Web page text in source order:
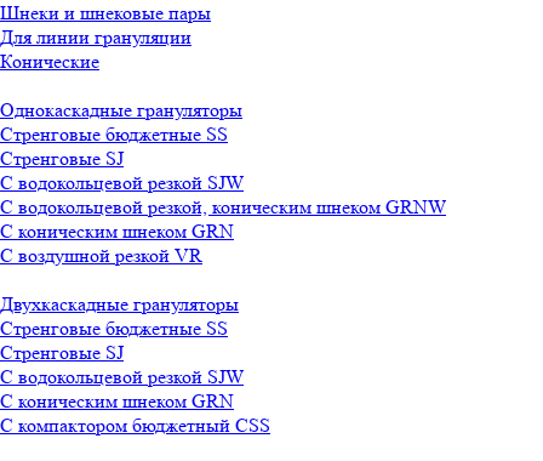
Шнеки и шнековые пары
Для линии грануляции
Конические
Однокаскадные грануляторы
Стренговые бюджетные SS
Стренговые SJ
С водокольцевой резкой SJW
С водокольцевой резкой, коническим шнеком GRNW
С коническим шнеком GRN
С воздушной резкой VR
Двухкаскадные грануляторы
Стренговые бюджетные SS
Стренговые SJ
С водокольцевой резкой SJW
С коническим шнеком GRN
С компактором бюджетный CSS